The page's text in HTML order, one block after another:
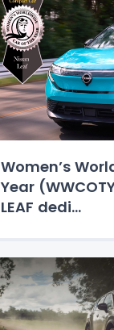
Women’s
Year
LEAF dedi...